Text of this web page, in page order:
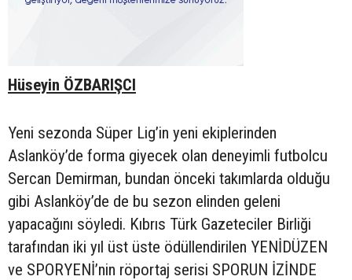
Hüseyin ÖZBARIŞCI
Yeni sezonda Süper Lig’in yeni ekiplerinden
Aslanköy’de forma giyecek olan deneyimli futbolcu
Sercan Demirman, bundan önceki takımlarda olduğu
gibi Aslanköy’de de bu sezon elinden geleni
yapacağını söyledi. Kıbrıs Türk Gazeteciler Birliği
tarafından iki yıl üst üste ödüllendirilen YENİDÜZEN
ve SPORYENİ’nin röportaj serisi SPORUN İZİNDE